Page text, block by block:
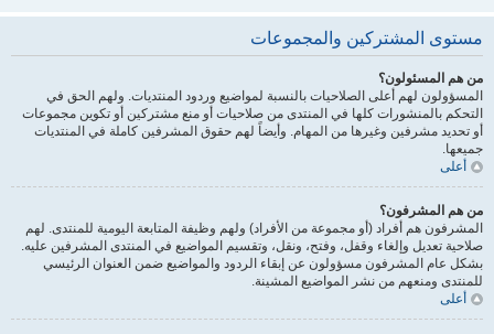
مستوى المشتركين والمجموعات
من هم المسئولون؟
المسؤولون لهم أعلى الصلاحيات بالنسبة لمواضيع وردود المنتديات. ولهم الحق في
التحكم بالمنشورات كلها في المنتدى من صلاحيات أو منع مشتركين أو تكوين مجموعات
أو تحديد مشرفين وغيرها من المهام. وأيضاً لهم حقوق المشرفين كاملة في المنتديات
جميعها.
أعلى
من هم المشرفون؟
المشرفون هم أفراد (أو مجموعة من الأفراد) ولهم وظيفة المتابعة اليومية للمنتدى. لهم
صلاحية تعديل وإلغاء وقفل، وفتح، ونقل، وتقسيم المواضيع في المنتدى المشرفين عليه.
بشكل عام المشرفون مسؤولون عن إبقاء الردود والمواضيع ضمن العنوان الرئيسي
للمنتدى ومنعهم من نشر المواضيع المشينة.
أعلى